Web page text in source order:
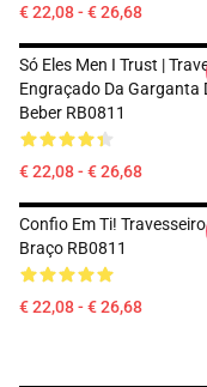
€ 22,08 - € 26,68
Só Eles Men I Trust |
Engraçado Da Garganta
Beber RB0811
€ 22,08 - € 26,68
Confio Em Ti! Travesseiro
Braço RB0811
€ 22,08 - € 26,68